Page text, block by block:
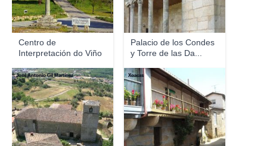
Centro de
Interpretación do Viño
Palacio de los Condes
y Torre de las Da...
José Antonio Gil Martínez Xoacas